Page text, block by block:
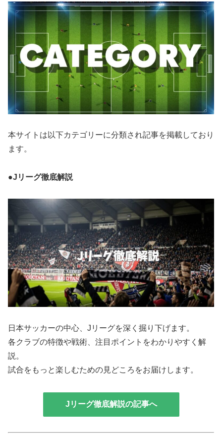
本サイトは以下カテゴリーに分類され記事を掲載しており
ます。
●Jリーグ徹底解説
日本サッカーの中心、Jリーグを深く掘り下げます。
各クラブの特徴や戦術、注目ポイントをわかりやすく解
説。
試合をもっと楽しむための見どころをお届けします。
Jリーグ徹底解説の記事へ